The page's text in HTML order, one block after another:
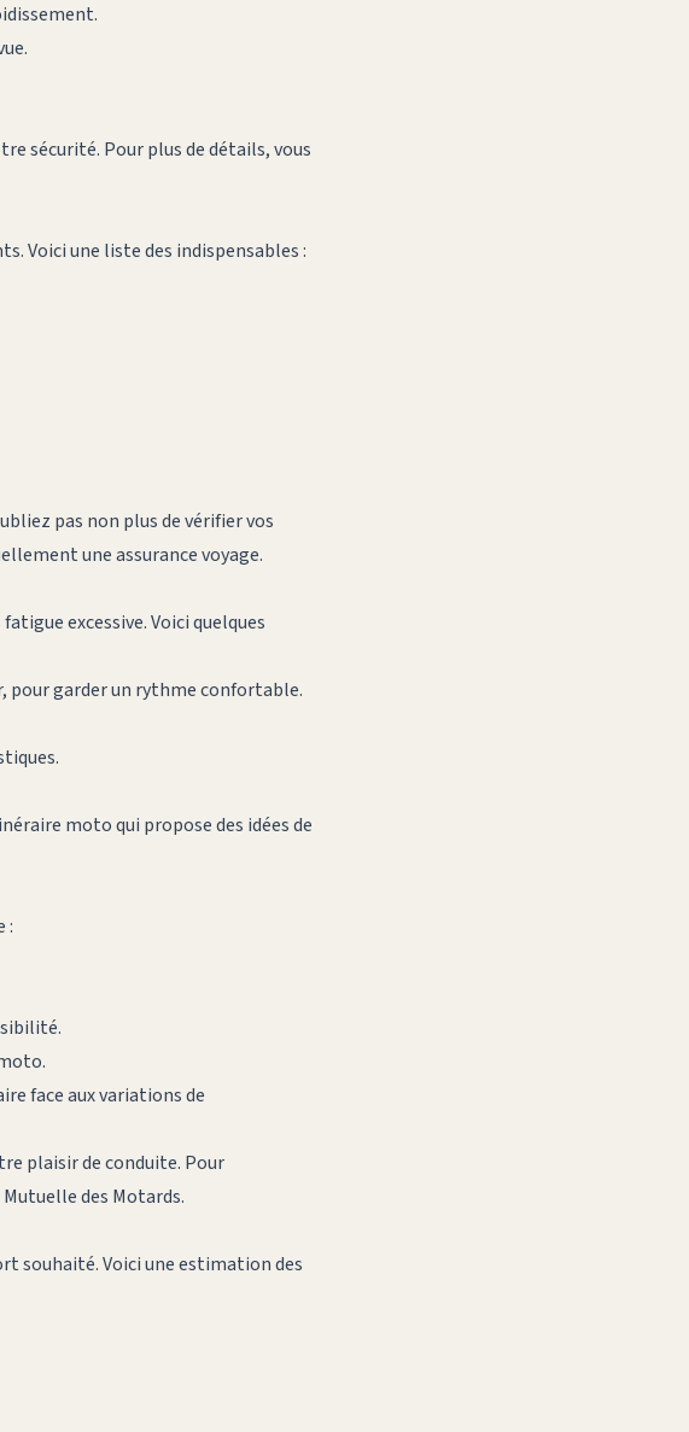
sécurité. Pour plus de détails, vous
Voici une liste des indispensables :
pas non plus de vérifier vos
une assurance voyage.
excessive. Voici quelques
pour garder un rythme confortable.
motoqui propose des idées de
:
face aux variations de
plaisir de conduite. Pour
des Motards.
souhaité. Voici une estimation des